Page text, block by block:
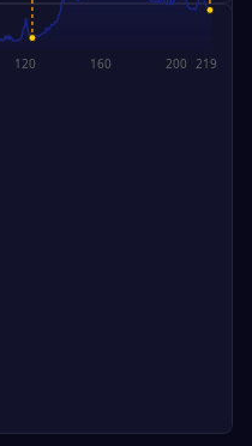
120 160 200 219